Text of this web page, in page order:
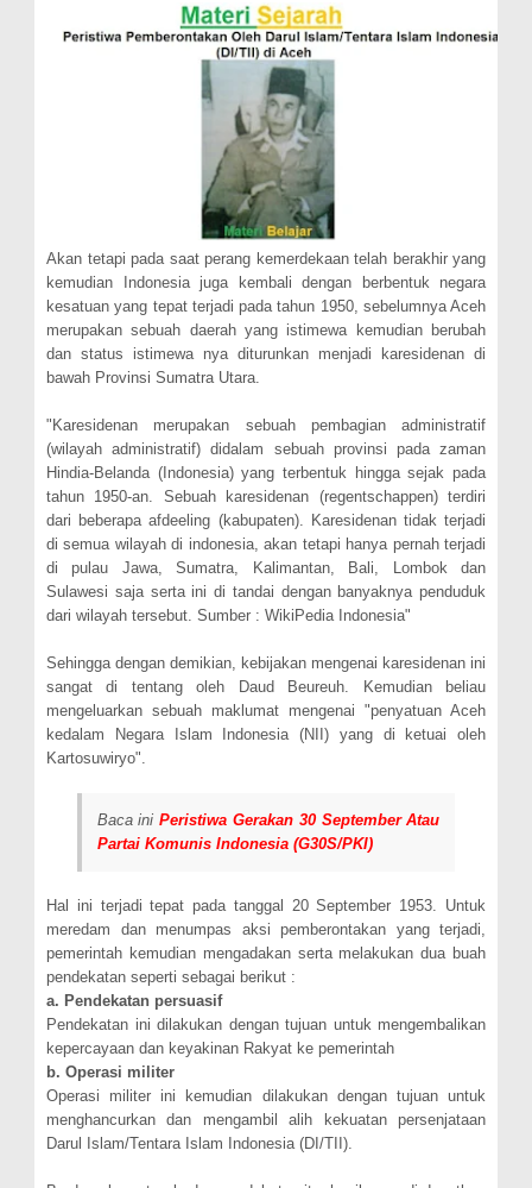
Akan tetapi pada saat perang kemerdekaan telah berakhir yang
kemudian Indonesia juga kembali dengan berbentuk negara
kesatuan yang tepat terjadi pada tahun 1950, sebelumnya Aceh
merupakan sebuah daerah yang istimewa kemudian berubah
dan status istimewa nya diturunkan menjadi karesidenan di
bawah Provinsi Sumatra Utara.
"Karesidenan merupakan sebuah pembagian administratif
(wilayah administratif) didalam sebuah provinsi pada zaman
Hindia-Belanda (Indonesia) yang terbentuk hingga sejak pada
tahun 1950-an. Sebuah karesidenan (regentschappen) terdiri
dari beberapa afdeeling (kabupaten). Karesidenan tidak terjadi
di semua wilayah di indonesia, akan tetapi hanya pernah terjadi
di pulau Jawa, Sumatra, Kalimantan, Bali, Lombok dan
Sulawesi saja serta ini di tandai dengan banyaknya penduduk
dari wilayah tersebut. Sumber : WikiPedia Indonesia"
Sehingga dengan demikian, kebijakan mengenai karesidenan ini
sangat di tentang oleh Daud Beureuh. Kemudian beliau
mengeluarkan sebuah maklumat mengenai "penyatuan Aceh
kedalam Negara Islam Indonesia (NII) yang di ketuai oleh
Kartosuwiryo".
Baca iniPeristiwa Gerakan 30 September Atau
Partai Komunis Indonesia (G30S/PKI)
Hal ini terjadi tepat pada tanggal 20 September 1953. Untuk
meredam dan menumpas aksi pemberontakan yang terjadi,
pemerintah kemudian mengadakan serta melakukan dua buah
pendekatan seperti sebagai berikut :
a. Pendekatan persuasif
Pendekatan ini dilakukan dengan tujuan untuk mengembalikan
kepercayaan dan keyakinan Rakyat ke pemerintah
b. Operasi militer
Operasi militer ini kemudian dilakukan dengan tujuan untuk
menghancurkan dan mengambil alih kekuatan persenjataan
Darul Islam/Tentara Islam Indonesia (DI/TII).